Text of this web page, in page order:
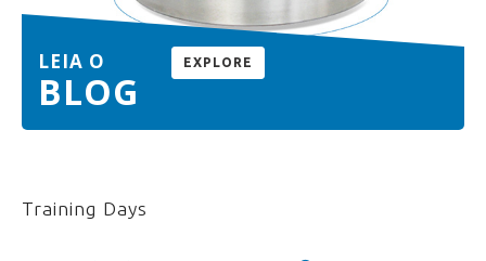
LEIA O
BLOG
EXPLORE
Training Days